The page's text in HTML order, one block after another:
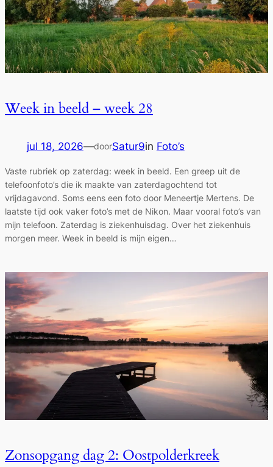
Week in beeld – week 28
jul 18, 2026—doorSatur9in Foto’s
Vaste rubriek op zaterdag: week in beeld. Een greep uit de
telefoonfoto’s die ik maakte van zaterdagochtend tot
vrijdagavond. Soms eens een foto door Meneertje Mertens. De
laatste tijd ook vaker foto’s met de Nikon. Maar vooral foto’s van
mijn telefoon. Zaterdag is ziekenhuisdag. Over het ziekenhuis
morgen meer. Week in beeld is mijn eigen…
Zonsopgang dag 2: Oostpolderkreek